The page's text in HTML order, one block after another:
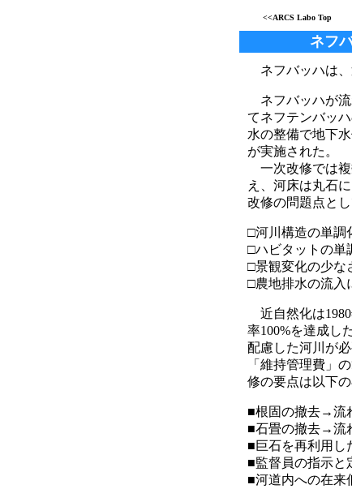
<<ARCS Labo Top
ネフ
ネフバッハは、
ネフバッハが流
てネフテンバッ
水の整備で地下
が実施された。
一次改修では複
え、河床は丸石
改修の問題点と
□河川構造の単調
□ハビタットの単
□景観変化の少な
□農地排水の流入
近自然化は
率100%を達成し
配慮した河川が
「維持管理費」
修の要点は以下の
■根固の撤去→流
■石畳の撤去→流
■巨石を再利用
■監督員の指示
■河道内への在